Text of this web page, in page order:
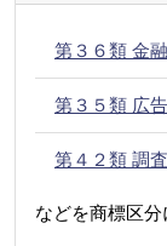
第３６類 金
第３５類 広
第４２類 調
などを商標区分